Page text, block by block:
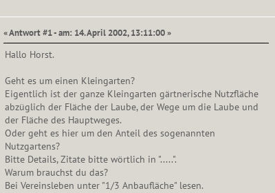
« Antwort #1 - am: 14. April 2002, 13:11:00 »
Hallo Horst.
Geht es um einen Kleingarten?
Eigentlich ist der ganze Kleingarten gärtnerische Nutzfläche
abzüglich der Fläche der Laube, der Wege um die Laube und
der Fläche des Hauptweges.
Oder geht es hier um den Anteil des sogenannten
Nutzgartens?
Bitte Details, Zitate bitte wörtlich in ".....".
Warum brauchst du das?
Bei Vereinsleben unter "1/3 Anbaufläche" lesen.